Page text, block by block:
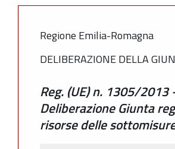
Regione Emilia-Romagna
DELIBERAZIONE DELLA
Reg. (UE) n. 1305/
Deliberazione Giunta
risorse delle